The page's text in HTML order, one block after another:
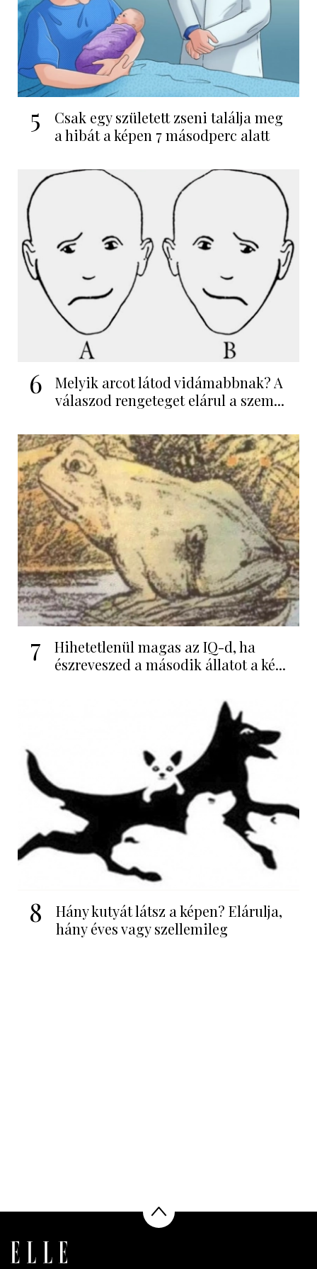
5
Csak egy született zseni találja meg
a hibát a képen 7 másodperc alatt
6
Melyik arcot látod vidámabbnak? A
válaszod rengeteget elárul a szem...
7
Hihetetlenül magas az IQ-d, ha
észreveszed a második állatot a ké...
8
Hány kutyát látsz a képen? Elárulja,
hány éves vagy szellemileg